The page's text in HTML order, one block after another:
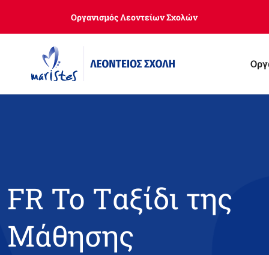
main
Οργανισμός Λεοντείων Σχολών
FR Το Tαξίδι της
Mάθησης